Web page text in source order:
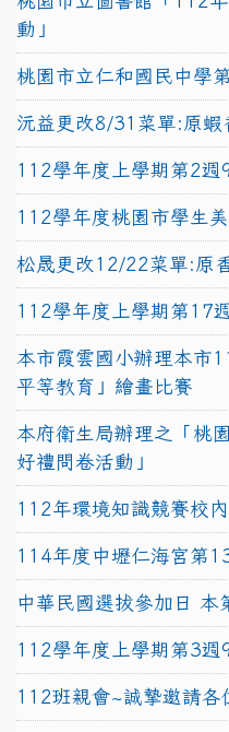
動」
桃園市立仁和國民中學
沅益更改8/31菜單:原蝦
112學年度上學期第2
112學年度桃園市學生
松晟更改12/22菜單:原
112學年度上學期第17
本市霞雲國小辦理本市
平等教育」繪畫比賽
本府衛生局辦理之「桃
好禮問卷活動」
112年環境知識競賽校
114年度中壢仁海宮第
中華民國選拔參加日 本
112學年度上學期第3
112班親會~誠摯邀請各